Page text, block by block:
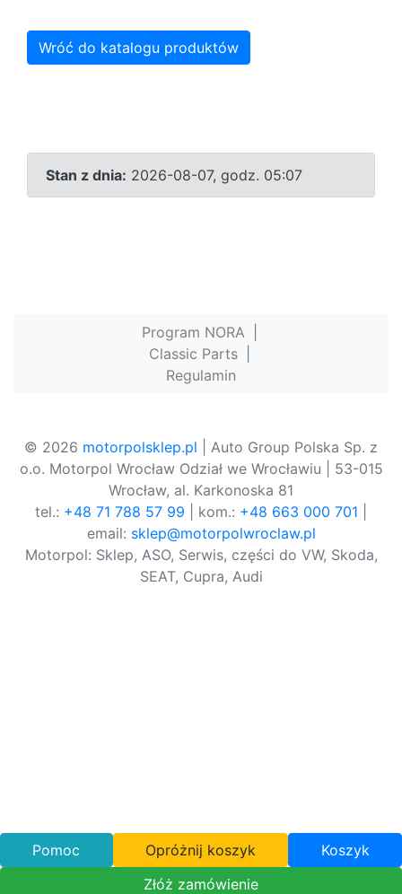
Wróć do katalogu produktów
Stan z dnia: 2026-08-07, godz. 05:07
Program NORA
Classic Parts
Regulamin
© 2026 motorpolsklep.pl | Auto Group Polska Sp. z
o.o. Motorpol Wrocław Odział we Wrocławiu | 53-015
Wrocław, al. Karkonoska 81
tel.: +48 71 788 57 99 | kom.: +48 663 000 701
email: sklep@motorpolwroclaw.pl
Motorpol: Sklep, ASO, Serwis, części do VW, Skoda,
SEAT, Cupra, Audi
Pomoc Opróżnij koszyk
Koszyk
Złóż zamówienie